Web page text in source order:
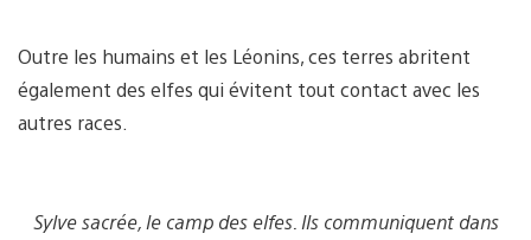
Outre les humains et les Léonins, ces terres abritent
également des elfes qui évitent tout contact avec les
autres races.
Sylve sacrée, le camp des elfes. Ils communiquent dans